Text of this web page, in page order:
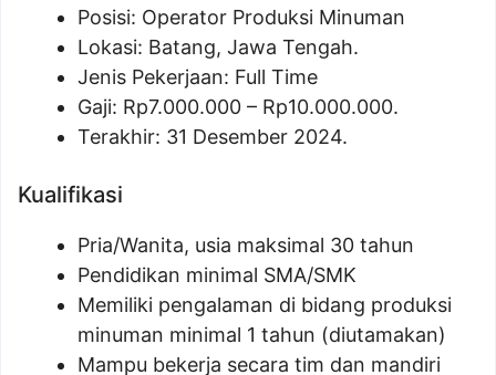
Posisi: Operator Produksi Minuman
Lokasi: Batang, Jawa Tengah.
Jenis Pekerjaan: Full Time
Gaji: Rp7.000.000 – Rp10.000.000.
Terakhir: 31 Desember 2024.
Kualifikasi
Pria/Wanita, usia maksimal 30 tahun
Pendidikan minimal SMA/SMK
Memiliki pengalaman di bidang produksi
minuman minimal 1 tahun (diutamakan)
Mampu bekerja secara tim dan mandiri